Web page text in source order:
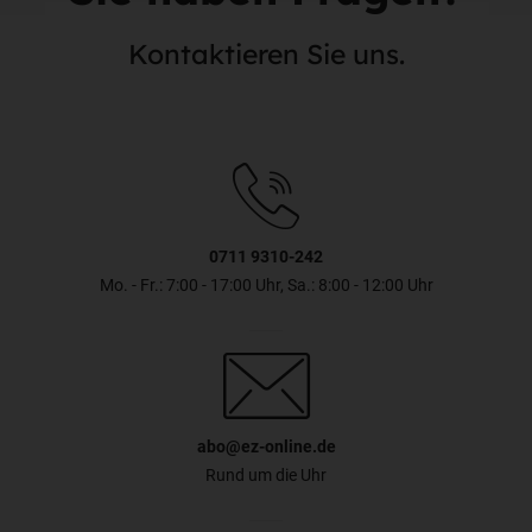
Kontaktieren Sie uns.
0711 9310-242
Mo. - Fr.: 7:00 - 17:00 Uhr, Sa.: 8:00 - 12:00 Uhr
abo@ez-online.de
Rund um die Uhr